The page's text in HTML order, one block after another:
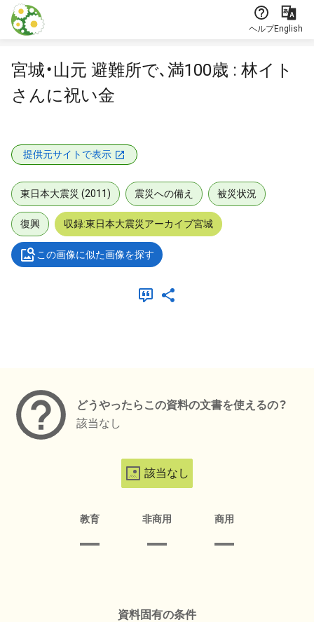
本文に飛ぶ
ヘルプEnglish
宮城・山元 避難所で､満100歳 : 林イト
さんに祝い金
提供元サイトで表示
東日本大震災 (2011) 震災への備え 被災状況
復興 収録:東日本大震災アーカイブ宮城
この画像に似た画像を探す
どうやったらこの資料の文書を使えるの？
該当なし
該当なし
教育 非商用 商用
資料固有の条件